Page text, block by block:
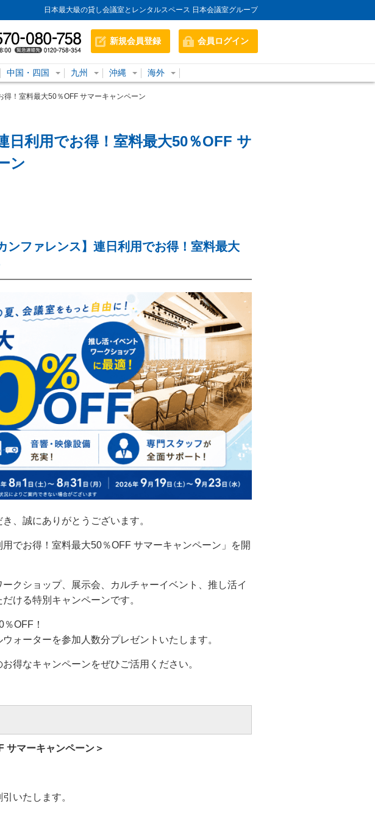
日本最大級の貸し会議室とレンタルスペース 日本会議室グループ
新規会員登録 会員ログイン
中国・四国 九州 沖縄 海外
！室料最大50％OFF サマーキャンペーン
利用でお得！室料最大50％OFF サ
ン
ンファレンス】連日利用でお得！室料最大
、誠にありがとうございます。
でお得！室料最大50％OFF サマーキャンペーン」を開
クショップ、展示会、カルチャーイベント、推し活イ
ける特別キャンペーンです。
OFF！
ォーターを参加人数分プレゼントいたします。
得なキャンペーンをぜひご活用ください。
サマーキャンペーン＞
いたします。